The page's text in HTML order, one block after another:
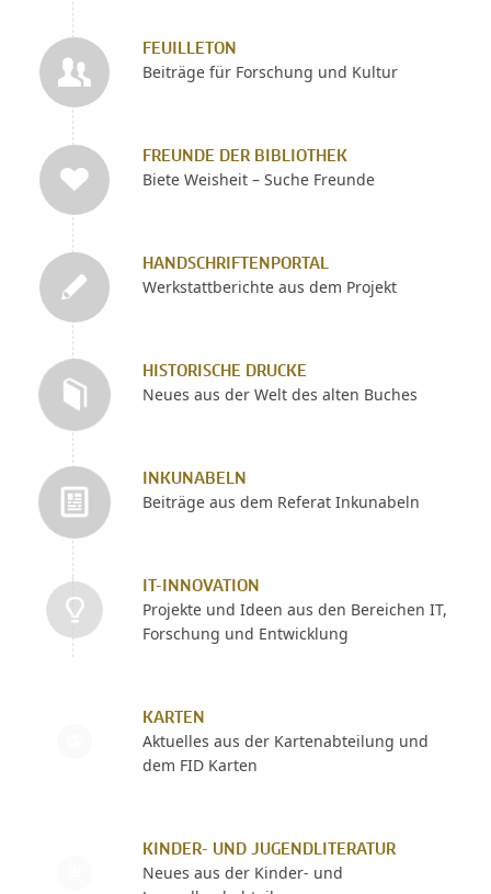
FEUILLETON
Beiträge für Forschung und Kultur
FREUNDE DER BIBLIOTHEK
Biete Weisheit – Suche Freunde
HANDSCHRIFTENPORTAL
Werkstattberichte aus dem Projekt
HISTORISCHE DRUCKE
Neues aus der Welt des alten Buches
INKUNABELN
Beiträge aus dem Referat Inkunabeln
IT-INNOVATION
Projekte und Ideen aus den Bereichen IT,
Forschung und Entwicklung
KARTEN
Aktuelles aus der Kartenabteilung und
dem FID Karten
KINDER- UND JUGENDLITERATUR
Neues aus der Kinder- und